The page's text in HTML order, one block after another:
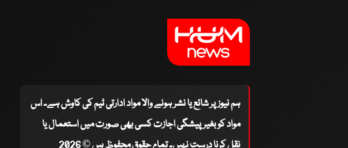
ہم نیوز پر شائع یا نشر ہونے والا مواد ادارتی ٹیم کی کاوش ہے۔ اس
مواد کو بغیر پیشگی اجازت کسی بھی صورت میں استعمال یا